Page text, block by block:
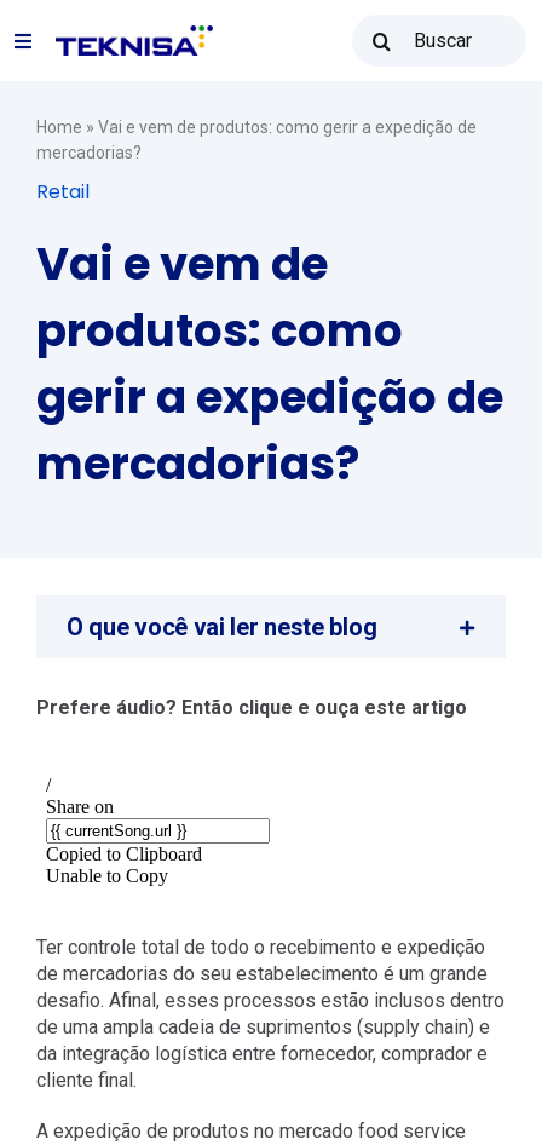
para
resultados
Toggle
Soluções
Vendas: (31) 2122-2300
Contato
Home » Vai e vem de produtos: como gerir a expedição de
mercadorias?
Retail
Vai e vem de
produtos: como
gerir a expedição de
mercadorias?
Prefere áudio? Então clique e ouça este artigo
Ter controle total de todo o recebimento e expedição
de mercadorias do seu estabelecimento é um grande
desafio. Afinal, esses processos estão inclusos dentro
de uma ampla cadeia de suprimentos (supply chain) e
da integração logística entre fornecedor, comprador e
cliente final.
A expedição de produtos no mercado food service
O que você vai ler neste blog